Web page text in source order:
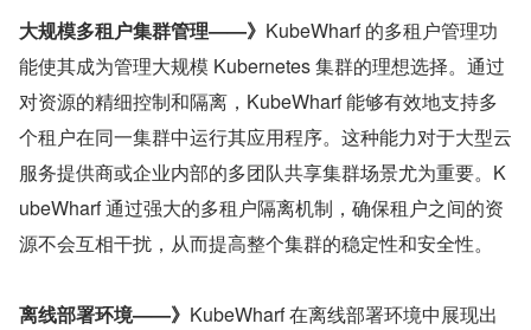
大规模多租户集群管理——》 KubeWharf 的多租户管理功
能使其成为管理大规模 Kubernetes 集群的理想选择。通过
对资源的精细控制和隔离，KubeWharf 能够有效地支持多
个租户在同一集群中运行其应用程序。这种能力对于大型云
服务提供商或企业内部的多团队共享集群场景尤为重要。K
ubeWharf 通过强大的多租户隔离机制，确保租户之间的资
源不会互相干扰，从而提高整个集群的稳定性和安全性。
离线部署环境——》 KubeWharf 在离线部署环境中展现出